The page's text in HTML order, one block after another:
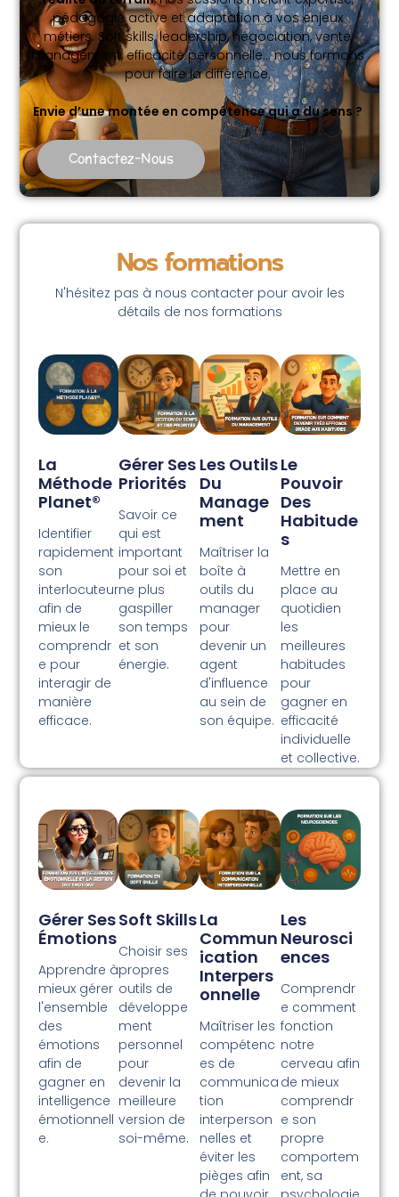
pédagogie active et adaptation à vos enjeux
métiers. Soft skills, leadership, négociation, vente,
management, efficacité personnelle… nous formons
pour faire la différence.
Envie d’une montée en compétence qui a du sens ?
Contactez-Nous
Nos formations
N'hésitez pas à nous contacter pour avoir les
détails de nos formations
La
Méthode
Planet®
Identifier
rapidement
son
interlocuteur
afin de
mieux le
comprendr
e pour
interagir de
manière
efficace.
Gérer Ses
Priorités
Savoir ce
qui est
important
pour soi et
ne plus
gaspiller
son temps
et son
énergie.
Les Outils
Du
Manage
Ment
Maîtriser la
boîte à
outils du
manager
pour
devenir un
agent
d'influence
au sein de
son équipe.
Le
Pouvoir
Des
Habitude
S
Mettre en
place au
quotidien
les
meilleures
habitudes
pour
gagner en
efficacité
individuelle
et collective.
Gérer Ses
Émotions
Apprendre à
mieux gérer
l'ensemble
des
émotions
afin de
gagner en
intelligence
émotionnell
e.
Soft Skills
Choisir ses
propres
outils de
développe
ment
personnel
pour
devenir la
meilleure
version de
soi-même.
La
Commun
Ication
Interpers
Onnelle
Maîtriser les
compétenc
es de
communica
tion
interperson
nelles et
éviter les
pièges afin
Les
Neurosci
Ences
Comprendr
e comment
fonction
notre
cerveau afin
de mieux
comprendr
e son
propre
comportem
ent, sa